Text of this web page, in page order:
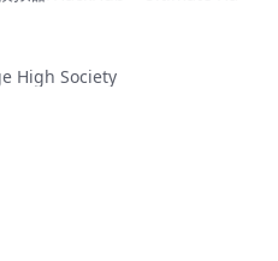
High Society